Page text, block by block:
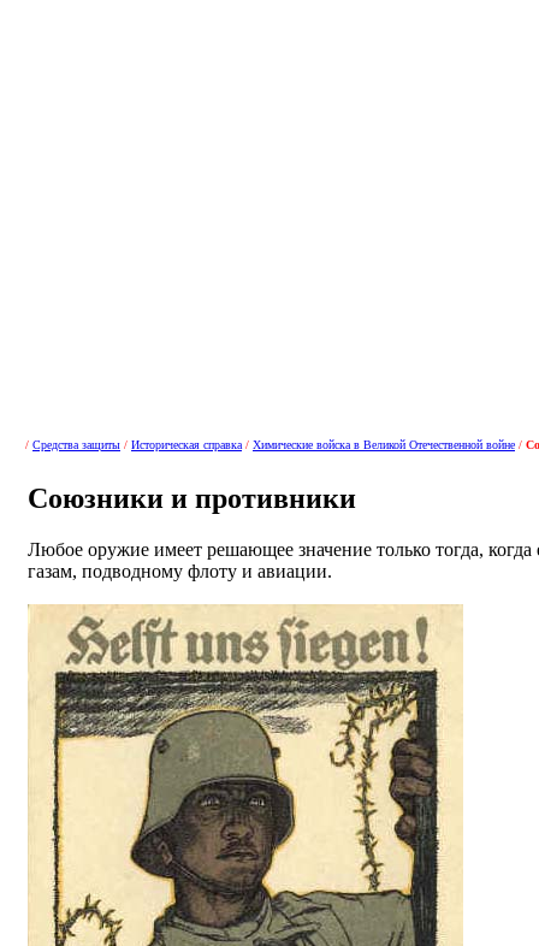
/ Средства защиты / Историческая справка / Химические войска в Великой Отечественной войне /
Союзники и противники
Любое оружие имеет решающее значение только тогда, когда
газам, подводному флоту и авиации.